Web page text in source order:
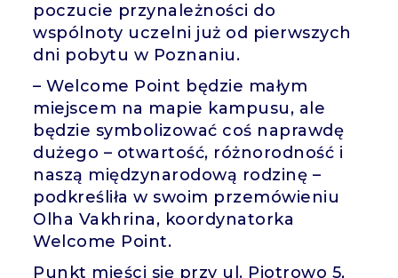
poczucie przynależności do
wspólnoty uczelni już od pierwszych
dni pobytu w Poznaniu.
– Welcome Point będzie małym
miejscem na mapie kampusu, ale
będzie symbolizować coś naprawdę
dużego – otwartość, różnorodność i
naszą międzynarodową rodzinę –
podkreśliła w swoim przemówieniu
Olha Vakhrina, koordynatorka
Welcome Point.
Punkt mieści się przy ul. Piotrowo 5,